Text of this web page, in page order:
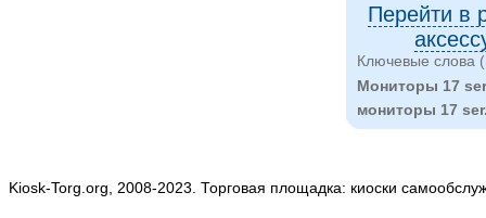
Перейти в
Ключевые слова
Мониторы 17
мониторы 17
Kiosk-Torg.org, 2008-2023. Торговая площадка: киоски